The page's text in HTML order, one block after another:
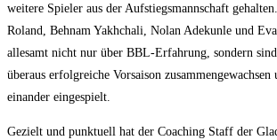
wei­te­re Spie­ler aus der Auf­stiegs­mann­schaft
Roland, Behnam Yakhcha­li, Nolan Ade­kun­le und
alle­samt nicht nur über BBL-Erfah­rung, son­dern
über­aus erfolg­rei­che Vor­sai­son
ein­an­der eingespielt.
Gezielt und punk­tu­ell hat der Coa­ching Staff der